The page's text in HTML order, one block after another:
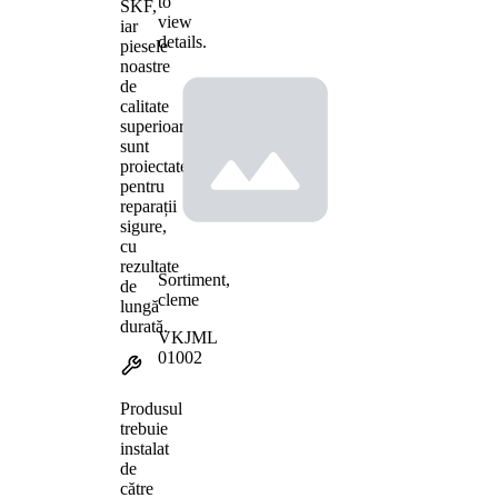
SKF,
iar
piesele
noastre
de
calitate
superioară
sunt
proiectate
pentru
reparații
sigure,
cu
rezultate
de
lungă
durată.
Produsul
trebuie
instalat
de
către
view
details.
Sortiment,
cleme
VKJML
01002